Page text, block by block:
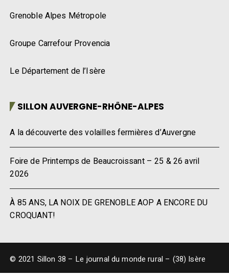
Grenoble Alpes Métropole
Groupe Carrefour Provencia
Le Département de l’Isère
SILLON AUVERGNE-RHÔNE-ALPES
A la découverte des volailles fermières d’Auvergne
Foire de Printemps de Beaucroissant – 25 & 26 avril
2026
À 85 ANS, LA NOIX DE GRENOBLE AOP A ENCORE DU
CROQUANT!
© 2021 Sillon 38 – Le journal du monde rural – (38) Isère